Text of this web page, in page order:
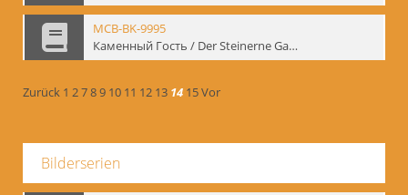
MCB-BK-9995
Каменный Гость / Der Steinerne Gast - interne Signatur: BM-prt-202
Zurück 1 2789 10 11 12 13 14 15Vor
Bilderserien